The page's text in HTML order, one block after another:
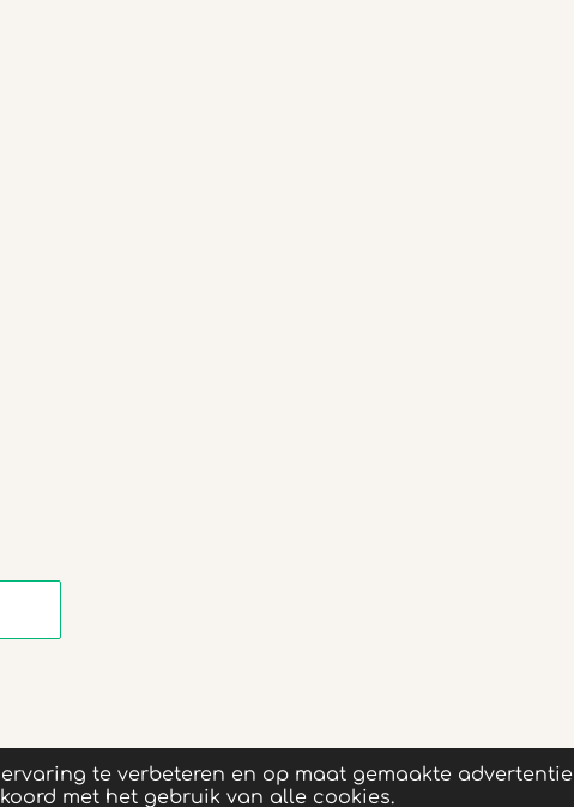
te verbeteren en op maat gemaakte
met het gebruik van alle cookies.